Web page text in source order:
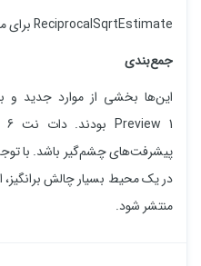
ReciprocalSqrtEstimate برای محاسبه تقریبی 1 / Sqrt(x)
جمع‌بندی
منتشر شود.